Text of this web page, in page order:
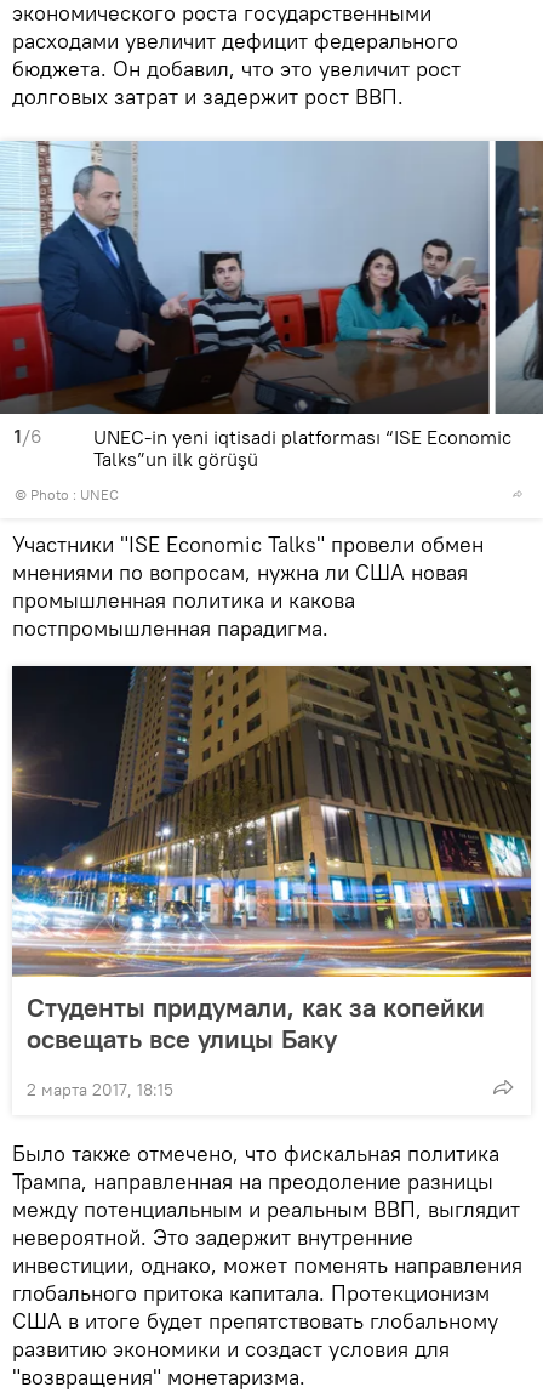
экономического роста государственными
расходами увеличит дефицит федерального
бюджета. Он добавил, что это увеличит рост
долговых затрат и задержит рост ВВП.
1/6
© Photo : UNEC
UNEC-in yeni iqtisadi platforması “ISE Economic
Talks”un ilk görüşü
Участники "ISE Economic Talks" провели обмен
мнениями по вопросам, нужна ли США новая
промышленная политика и какова
постпромышленная парадигма.
Студенты придумали, как за копейки
освещать все улицы Баку
2 марта 2017, 18:15
Было также отмечено, что фискальная политика
Трампа, направленная на преодоление разницы
между потенциальным и реальным ВВП, выглядит
невероятной. Это задержит внутренние
инвестиции, однако, может поменять направления
глобального притока капитала. Протекционизм
США в итоге будет препятствовать глобальному
развитию экономики и создаст условия для
"возвращения" монетаризма.